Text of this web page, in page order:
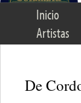
Inicio
Artistas
De